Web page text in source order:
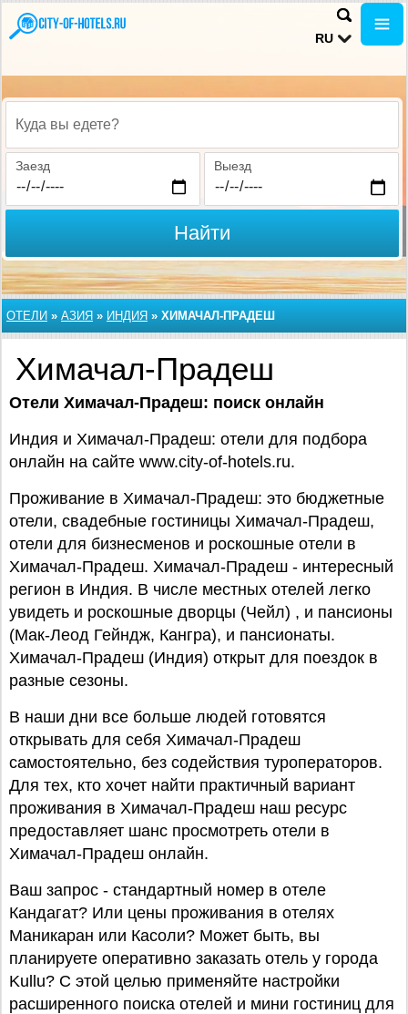
RU
Куда вы едете?
Заезд Выезд
Найти
ОТЕЛИ » АЗИЯ » ИНДИЯ » ХИМАЧАЛ-ПРАДЕШ
Химачал-Прадеш
Отели Химачал-Прадеш: поиск онлайн
Индия и Химачал-Прадеш: отели для подбора
онлайн на сайте www.city-of-hotels.ru.
Проживание в Химачал-Прадеш: это бюджетные
отели, свадебные гостиницы Химачал-Прадеш,
отели для бизнесменов и роскошные отели в
Химачал-Прадеш. Химачал-Прадеш - интересный
регион в Индия. В числе местных отелей легко
увидеть и роскошные дворцы (Чейл) , и пансионы
(Мак-Леод Гейндж, Кангра), и пансионаты.
Химачал-Прадеш (Индия) открыт для поездок в
разные сезоны.
В наши дни все больше людей готовятся
открывать для себя Химачал-Прадеш
самостоятельно, без содействия туроператоров.
Для тех, кто хочет найти практичный вариант
проживания в Химачал-Прадеш наш ресурс
предоставляет шанс просмотреть отели в
Химачал-Прадеш онлайн.
Ваш запрос - стандартный номер в отеле
Кандагат? Или цены проживания в отелях
Маникаран или Касоли? Может быть, вы
планируете оперативно заказать отель у города
Kullu? С этой целью применяйте настройки
расширенного поиска отелей и мини гостиниц для